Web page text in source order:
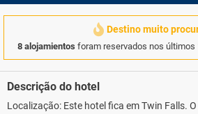
Destino muito
8 alojamientos foram reservados nos últimos
Descrição do hotel
Localização: Este hotel fica em Twin Falls.